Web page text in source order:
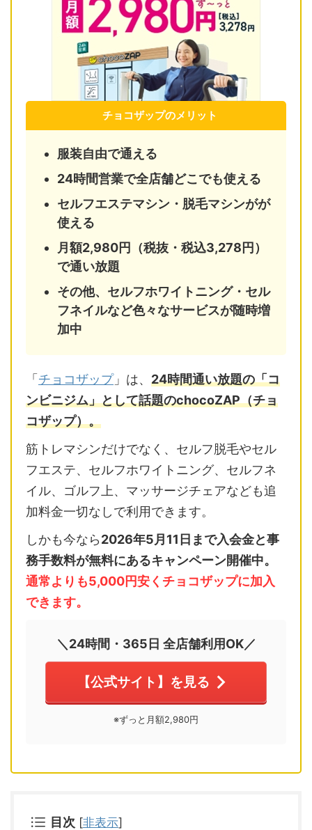
チョコザップのメリット
服装自由で通える
24時間営業で全店舗どこでも使える
セルフエステマシン・脱毛マシンがが
使える
月額2,980円（税抜・税込3,278円）
で通い放題
その他、セルフホワイトニング・セル
フネイルなど色々なサービスが随時増
加中
「 チョコザップ」は、 24時間通い放題の「コ
ンビニジム」として話題のchocoZAP（チョ
コザップ）。
筋トレマシンだけでなく、セルフ脱毛やセル
フエステ、セルフホワイトニング、セルフネ
イル、ゴルフ上、マッサージチェアなども追
加料金一切なしで利用できます。
しかも今なら2026年5月11日まで入会金と事
務手数料が無料にあるキャンペーン開催中。
通常よりも5,000円安くチョコザップに加入
できます。
＼24時間・365日 全店舗利用OK／
【公式サイト】を見る
※ずっと月額2,980円
目次 [非表示]